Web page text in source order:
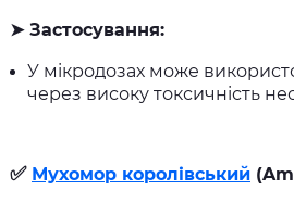
➤ Застосування:
У мікродозах може
через високу токсичність
✅ Мухомор королівський